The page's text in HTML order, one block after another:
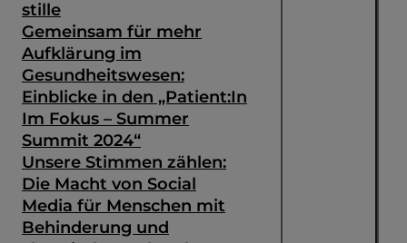
stille
Gemeinsam für mehr
Aufklärung im
Gesundheitswesen:
Einblicke in den „Patient:In
Im Fokus – Summer
Summit 2024“
Unsere Stimmen zählen:
Die Macht von Social
Media für Menschen mit
Behinderung und